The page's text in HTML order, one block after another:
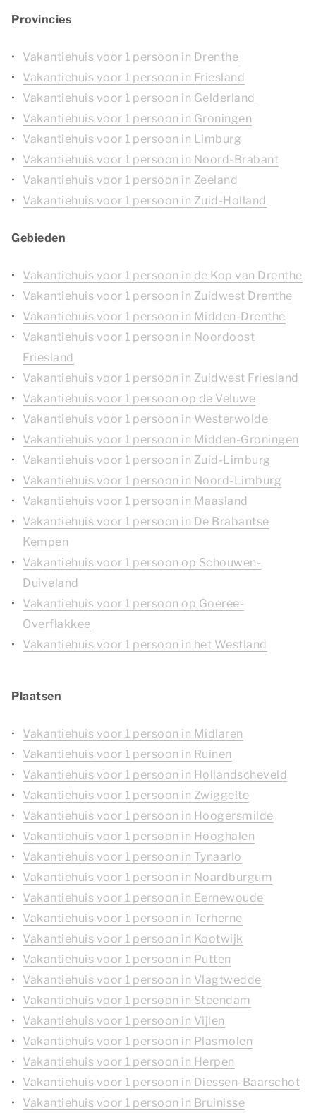
Provincies
Vakantiehuis voor 1 persoon in Drenthe
Vakantiehuis voor 1 persoon in Friesland
Vakantiehuis voor 1 persoon in Gelderland
Vakantiehuis voor 1 persoon in Groningen
Vakantiehuis voor 1 persoon in Limburg
Vakantiehuis voor 1 persoon in Noord-Brabant
Vakantiehuis voor 1 persoon in Zeeland
Vakantiehuis voor 1 persoon in Zuid-Holland
Gebieden
Vakantiehuis voor 1 persoon in de Kop van Drenthe
Vakantiehuis voor 1 persoon in Zuidwest Drenthe
Vakantiehuis voor 1 persoon in Midden-Drenthe
Vakantiehuis voor 1 persoon in Noordoost
Friesland
Vakantiehuis voor 1 persoon in Zuidwest Friesland
Vakantiehuis voor 1 persoon op de Veluwe
Vakantiehuis voor 1 persoon in Westerwolde
Vakantiehuis voor 1 persoon in Midden-Groningen
Vakantiehuis voor 1 persoon in Zuid-Limburg
Vakantiehuis voor 1 persoon in Noord-Limburg
Vakantiehuis voor 1 persoon in Maasland
Vakantiehuis voor 1 persoon in De Brabantse
Kempen
Vakantiehuis voor 1 persoon op Schouwen-
Duiveland
Vakantiehuis voor 1 persoon op Goeree-
Overflakkee
Vakantiehuis voor 1 persoon in het Westland
Plaatsen
Vakantiehuis voor 1 persoon in Midlaren
Vakantiehuis voor 1 persoon in Ruinen
Vakantiehuis voor 1 persoon in Hollandscheveld
Vakantiehuis voor 1 persoon in Zwiggelte
Vakantiehuis voor 1 persoon in Hoogersmilde
Vakantiehuis voor 1 persoon in Hooghalen
Vakantiehuis voor 1 persoon in Tynaarlo
Vakantiehuis voor 1 persoon in Noardburgum
Vakantiehuis voor 1 persoon in Eernewoude
Vakantiehuis voor 1 persoon in Terherne
Vakantiehuis voor 1 persoon in Kootwijk
Vakantiehuis voor 1 persoon in Putten
Vakantiehuis voor 1 persoon in Vlagtwedde
Vakantiehuis voor 1 persoon in Steendam
Vakantiehuis voor 1 persoon in Vijlen
Vakantiehuis voor 1 persoon in Plasmolen
Vakantiehuis voor 1 persoon in Herpen
Vakantiehuis voor 1 persoon in Diessen-Baarschot
Vakantiehuis voor 1 persoon in Bruinisse